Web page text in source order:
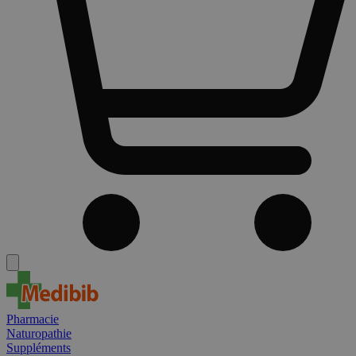
Pharmacie
Naturopathie
Suppléments